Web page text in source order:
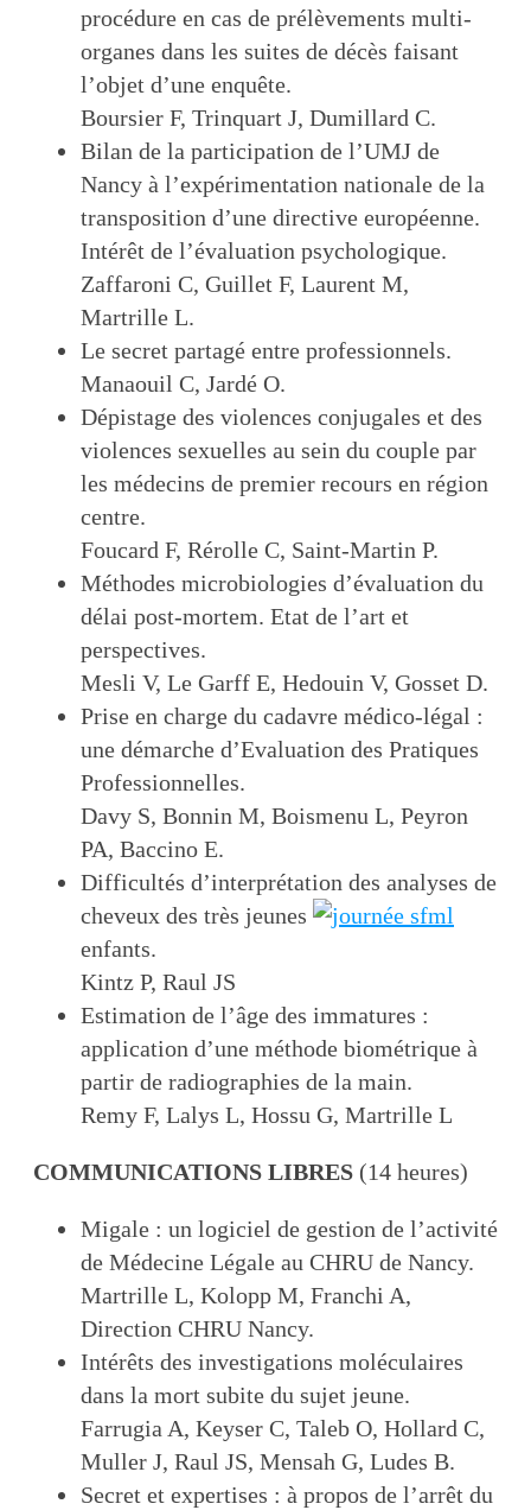
procédure en cas de prélèvements multi-
organes dans les suites de décès faisant
l’objet d’une enquête.
Boursier F, Trinquart J, Dumillard C.
Bilan de la participation de l’UMJ de
Nancy à l’expérimentation nationale de la
transposition d’une directive européenne.
Intérêt de l’évaluation psychologique.
Zaffaroni C, Guillet F, Laurent M,
Martrille L.
Le secret partagé entre professionnels.
Manaouil C, Jardé O.
Dépistage des violences conjugales et des
violences sexuelles au sein du couple par
les médecins de premier recours en région
centre.
Foucard F, Rérolle C, Saint-Martin P.
Méthodes microbiologies d’évaluation du
délai post-mortem. Etat de l’art et
perspectives.
Mesli V, Le Garff E, Hedouin V, Gosset D.
Prise en charge du cadavre médico-légal :
une démarche d’Evaluation des Pratiques
Professionnelles.
Davy S, Bonnin M, Boismenu L, Peyron
PA, Baccino E.
Difficultés d’interprétation des analyses de
cheveux des très jeunes
enfants.
Kintz P, Raul JS
Estimation de l’âge des immatures :
application d’une méthode biométrique à
partir de radiographies de la main.
Remy F, Lalys L, Hossu G, Martrille L
COMMUNICATIONS LIBRES (14 heures)
Migale : un logiciel de gestion de l’activité
de Médecine Légale au CHRU de Nancy.
Martrille L, Kolopp M, Franchi A,
Direction CHRU Nancy.
Intérêts des investigations moléculaires
dans la mort subite du sujet jeune.
Farrugia A, Keyser C, Taleb O, Hollard C,
Muller J, Raul JS, Mensah G, Ludes B.
Secret et expertises : à propos de l’arrêt du